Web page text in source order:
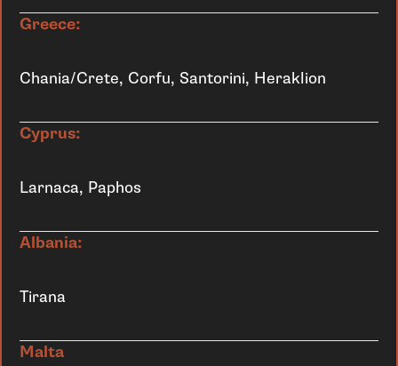
Greece:
Chania/Crete, Corfu, Santorini, Heraklion
Cyprus:
Larnaca, Paphos
Albania:
Tirana
Malta